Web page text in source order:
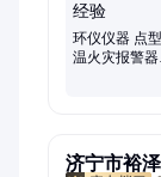
环仪仪器 点
温火灾报警器
济宁市裕